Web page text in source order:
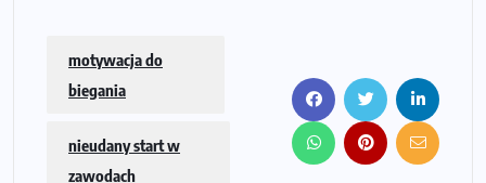
motywacja do
biegania
nieudany start w
zawodach